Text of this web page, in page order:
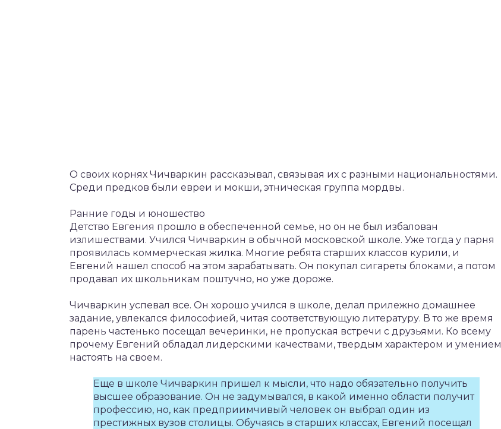
О своих корнях Чичваркин рассказывал, связывая их с разными национальностями.
Среди предков были евреи и мокши, этническая группа мордвы.
Ранние годы и юношество
Детство Евгения прошло в обеспеченной семье, но он не был избалован
излишествами. Учился Чичваркин в обычной московской школе. Уже тогда у парня
проявилась коммерческая жилка. Многие ребята старших классов курили, и
Евгений нашел способ на этом зарабатывать. Он покупал сигареты блоками, а потом
продавал их школьникам поштучно, но уже дороже.
Чичваркин успевал все. Он хорошо учился в школе, делал прилежно домашнее
задание, увлекался философией, читая соответствующую литературу. В то же время
парень частенько посещал вечеринки, не пропуская встречи с друзьями. Ко всему
прочему Евгений обладал лидерскими качествами, твердым характером и умением
настоять на своем.
Еще в школе Чичваркин пришел к мысли, что надо обязательно получить
высшее образование. Он не задумывался, в какой именно области получит
профессию, но, как предприимчивый человек он выбрал один из
престижных вузов столицы. Обучаясь в старших классах, Евгений посещал